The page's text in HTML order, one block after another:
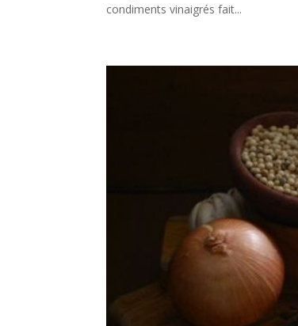
condiments vinaigrés fait...